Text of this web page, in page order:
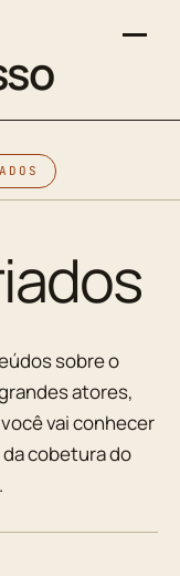
sobre o
atores,
vai conhecer
cobetura do